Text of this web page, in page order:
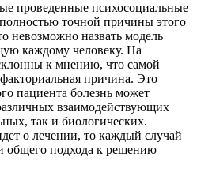
проведенные психосоциальные
точной причины этого
невозможно назвать модель
каждому человеку. На
к мнению, что самой
причина. Это
пациента болезнь может
взаимодействующих
так и биологических.
о лечении, то каждый случай
общего подхода к решению